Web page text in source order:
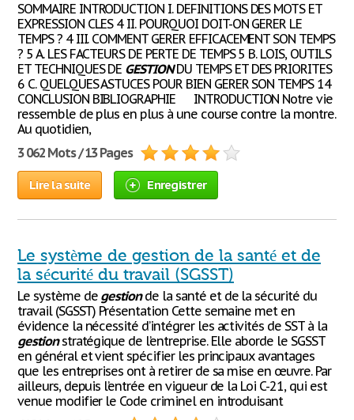
SOMMAIRE INTRODUCTION I. DEFINITIONS DES MOTS ET
EXPRESSION CLES 4 II. POURQUOI DOIT-ON GERER LE
TEMPS ? 4 III. COMMENT GERER EFFICACEMENT SON TEMPS
? 5 A. LES FACTEURS DE PERTE DE TEMPS 5 B. LOIS, OUTILS
ET TECHNIQUES DE GESTIONDU TEMPS ET DES PRIORITES
6 C. QUELQUES ASTUCES POUR BIEN GERER SON TEMPS 14
CONCLUSION BIBLIOGRAPHIE INTRODUCTION Notre vie
ressemble de plus en plus à une course contre la montre.
Au quotidien,
3 062 Mots / 13 Pages
Lire la suite Enregistrer
Le système de gestion de la santé et de
la sécurité du travail (SGSST)
Le système de gestionde la santé et de la sécurité du
travail (SGSST) Présentation Cette semaine met en
évidence la nécessité d’intégrer les activités de SST à la
gestionstratégique de l’entreprise. Elle aborde le SGSST
en général et vient spécifier les principaux avantages
que les entreprises ont à retirer de sa mise en œuvre. Par
ailleurs, depuis l’entrée en vigueur de la Loi C-21, qui est
venue modifier le Code criminel en introduisant